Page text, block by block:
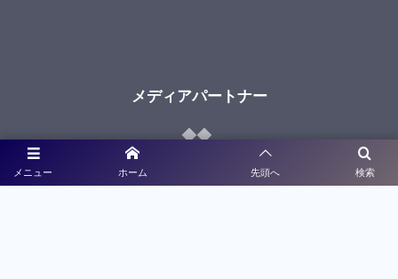
メニュー 検索
ホーム 先頭へ
メディアパートナー